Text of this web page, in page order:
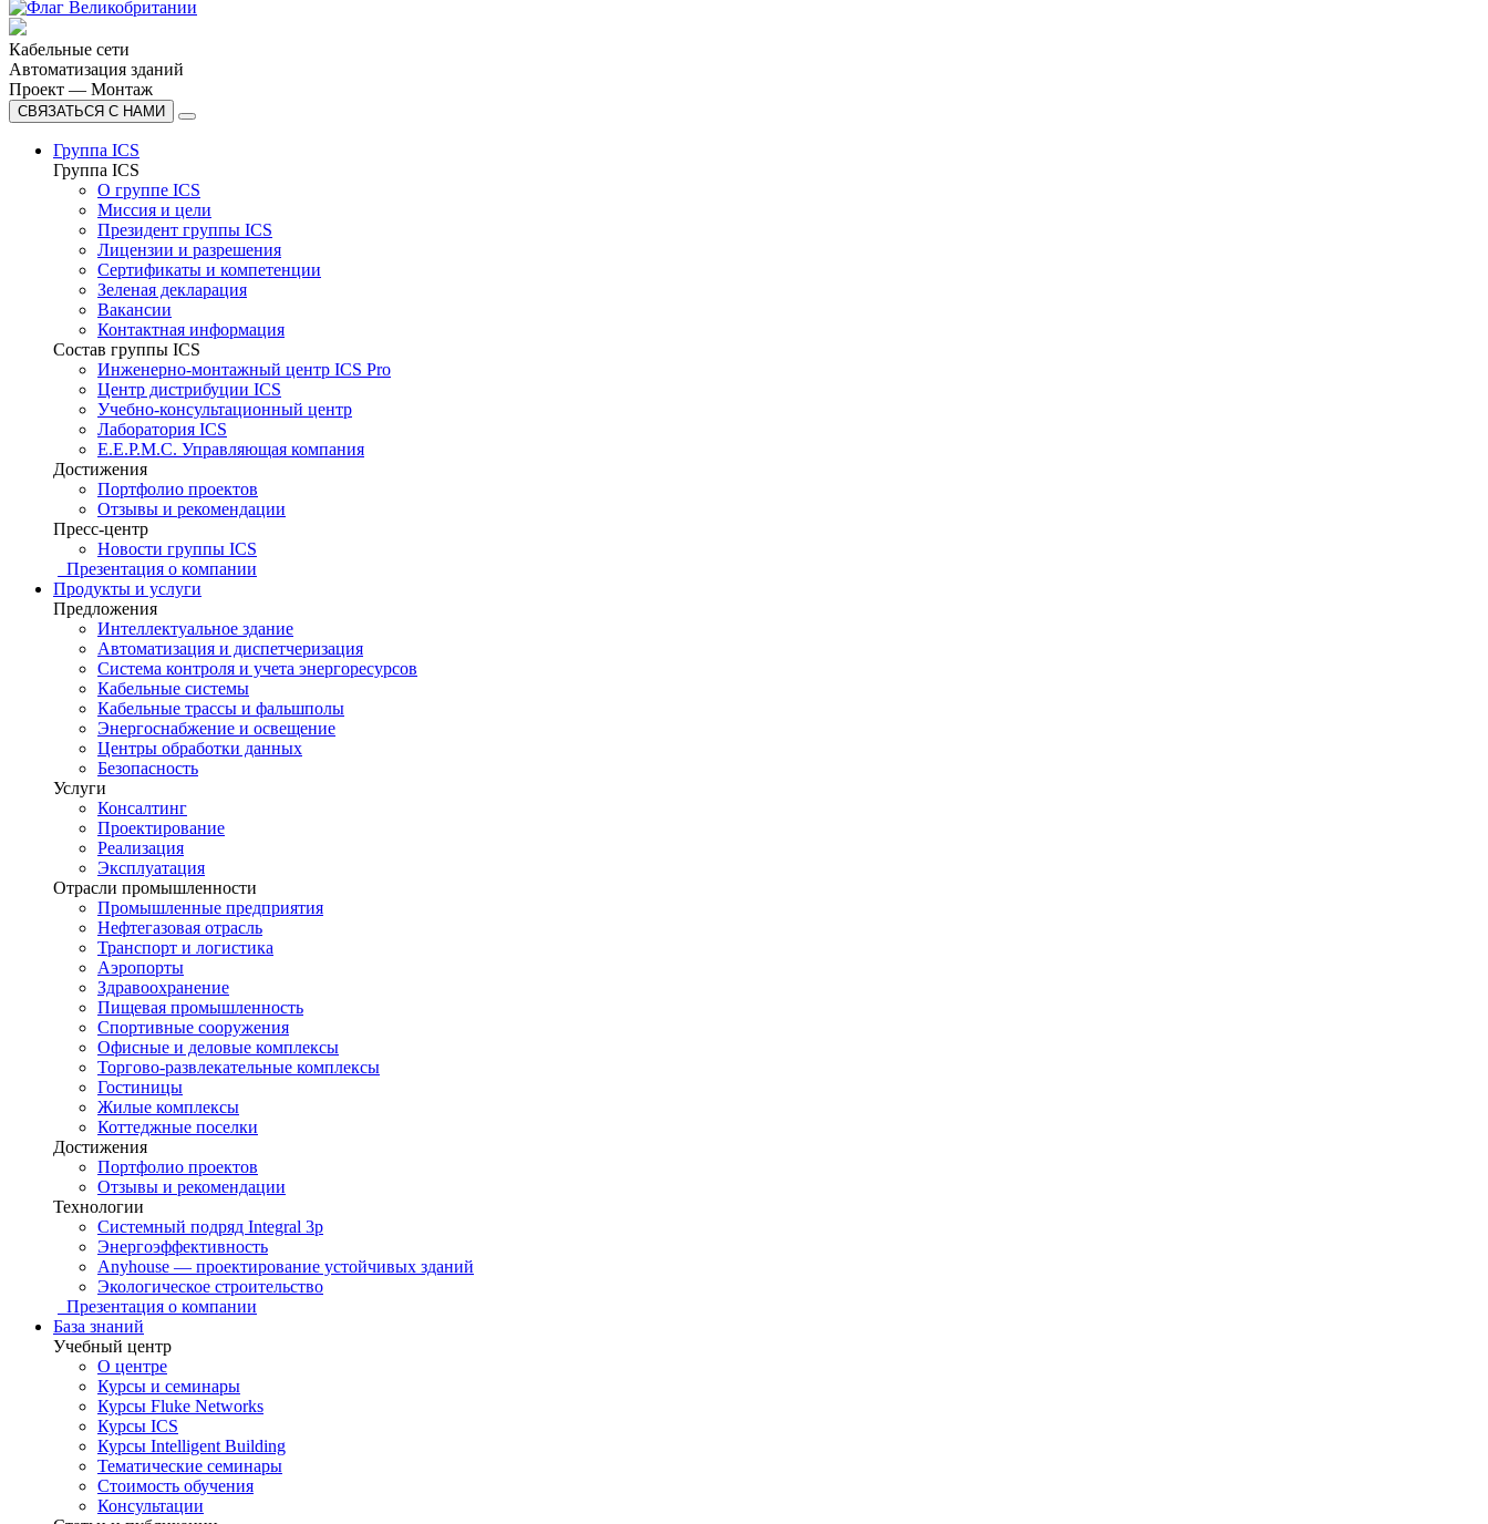
Кабельные сети
Автоматизация зданий
Проект — Монтаж
СВЯЗАТЬСЯ С НАМИ
Группа ICS
Группа ICS
О группе ICS
Миссия и цели
Президент группы ICS
Лицензии и разрешения
Сертификаты и компетенции
Зеленая декларация
Вакансии
Контактная информация
Состав группы ICS
Инженерно-монтажный центр ICS Pro
Центр дистрибуции ICS
Учебно-консультационный центр
Лаборатория ICS
E.E.P.M.C. Управляющая компания
Достижения
Портфолио проектов
Отзывы и рекомендации
Пресс-центр
Новости группы ICS
Презентация о компании
Продукты и услуги
Предложения
Интеллектуальное здание
Автоматизация и диспетчеризация
Система контроля и учета энергоресурсов
Кабельные системы
Кабельные трассы и фальшполы
Энергоснабжение и освещение
Центры обработки данных
Безопасность
Услуги
Консалтинг
Проектирование
Реализация
Эксплуатация
Отрасли промышленности
Промышленные предприятия
Нефтегазовая отрасль
Транспорт и логистика
Аэропорты
Здравоохранение
Пищевая промышленность
Спортивные сооружения
Офисные и деловые комплексы
Торгово-развлекательные комплексы
Гостиницы
Жилые комплексы
Коттеджные поселки
Достижения
Портфолио проектов
Отзывы и рекомендации
Технологии
Системный подряд Integral 3p
Энергоэффективность
Anyhouse — проектирование устойчивых зданий
Экологическое строительство
Презентация о компании
База знаний
Учебный центр
О центре
Курсы и семинары
Курсы Fluke Networks
Курсы ICS
Курсы Intelligent Building
Тематические семинары
Стоимость обучения
Консультации